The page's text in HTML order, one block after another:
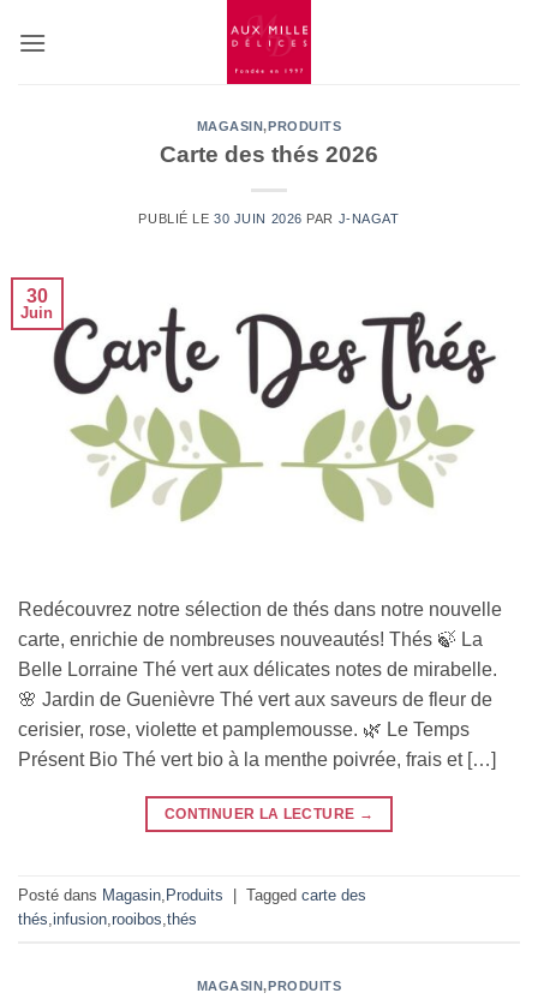
MAGASIN,PRODUITS
Carte des thés 2026
PUBLIÉ LE30 JUIN 2026 PAR J-NAGAT
30
Juin
Redécouvrez notre sélection de thés dans notre nouvelle
carte, enrichie de nombreuses nouveautés! Thés 🍃 La
Belle Lorraine Thé vert aux délicates notes de mirabelle.
🌸 Jardin de Guenièvre Thé vert aux saveurs de fleur de
cerisier, rose, violette et pamplemousse. 🌿 Le Temps
Présent Bio Thé vert bio à la menthe poivrée, frais et […]
CONTINUER LA LECTURE →
Posté dans Magasin, Produits Tagged carte des
thés,infusion,rooibos,thés
MAGASIN,PRODUITS